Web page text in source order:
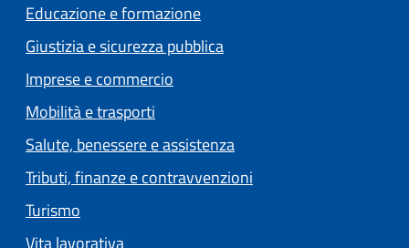
Educazione e formazione
Giustizia e sicurezza pubblica
Imprese e commercio
Mobilità e trasporti
Salute, benessere e assistenza
Tributi, finanze e contravvenzioni
Turismo
Vita lavorativa